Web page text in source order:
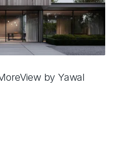
by Yawal